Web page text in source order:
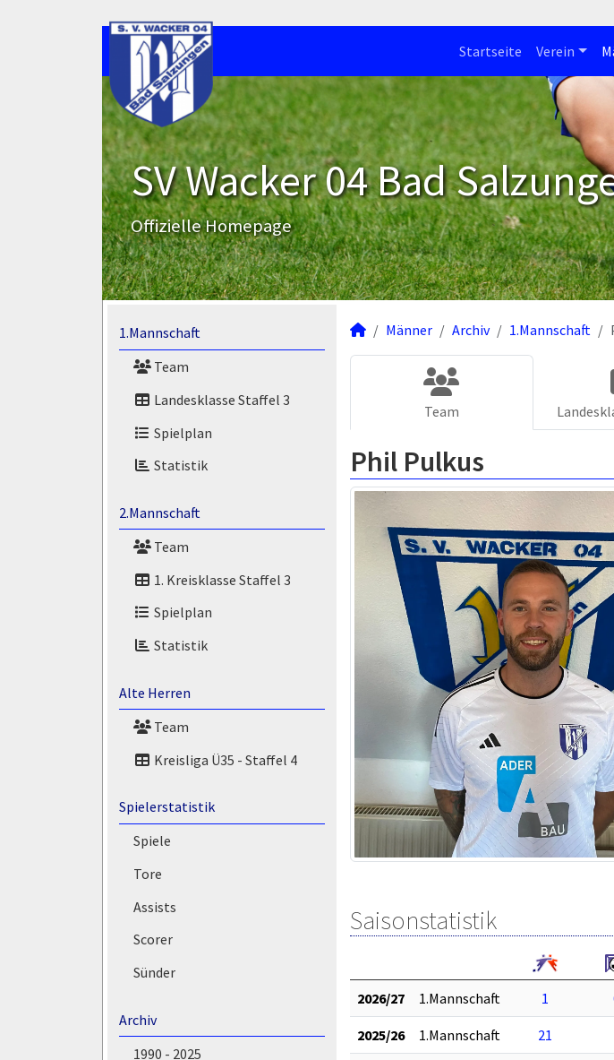
Startseite Verein
SV Wacker 04 Bad
Offizielle Homepage
1.Mannschaft
Team
Landesklasse Staffel 3
Spielplan
Statistik
2.Mannschaft
Team
1. Kreisklasse Staffel 3
Spielplan
Statistik
Alte Herren
Team
Kreisliga Ü35 - Staffel 4
Spielerstatistik
Spiele
Tore
Assists
Scorer
Sünder
Archiv
1990 - 2025
Männer Archiv 1.Mannschaft
Team
Phil Pulkus
Saisonstatistik
2026/27 1.Mannschaft 1
2025/26 1.Mannschaft 21